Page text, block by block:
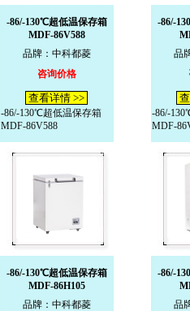
-86/-130℃超低温保存箱
MDF-86V588
品牌：中科都菱
咨询价格
查看详情 >>
-86/-130℃超低温保存箱
MDF-86V588
-86/-
品
-86/-
MDF-
-86/-130℃超低温保存箱
MDF-86H105
品牌：中科都菱
-86/-
品